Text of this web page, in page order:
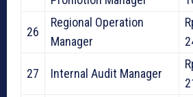
26
Regional Operation
Manager
27 Internal Audit Manager